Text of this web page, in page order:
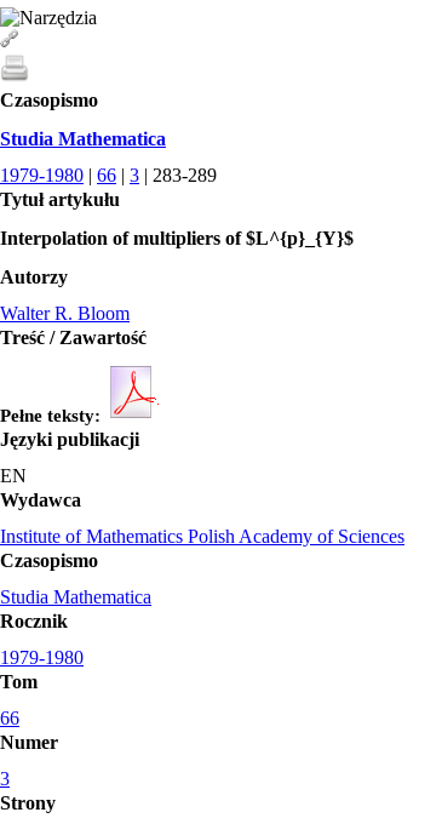
Czasopismo
Studia Mathematica
1979-1980 | 66 | 3 | 283-289
Tytuł artykułu
Interpolation of multipliers of $L^{p}_{Y}$
Autorzy
Walter R. Bloom
Treść / Zawartość
Pełne teksty:
Języki publikacji
EN
Wydawca
Institute of Mathematics Polish Academy of Sciences
Czasopismo
Studia Mathematica
Rocznik
1979-1980
Tom
66
Numer
3
Strony